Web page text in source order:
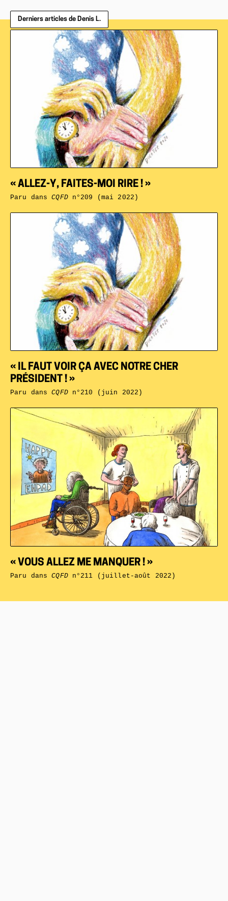
Derniers articles de Denis L.
« VOUS ALLEZ ME MANQUER ! »
Paru dansCQFDn°211 (juillet-août 2022)
« IL FAUT VOIR ÇA AVEC NOTRE CHER
PRÉSIDENT ! »
Paru dansCQFDn°210 (juin 2022)
« ALLEZ-Y, FAITES-MOI RIRE ! »
Paru dansCQFDn°209 (mai 2022)